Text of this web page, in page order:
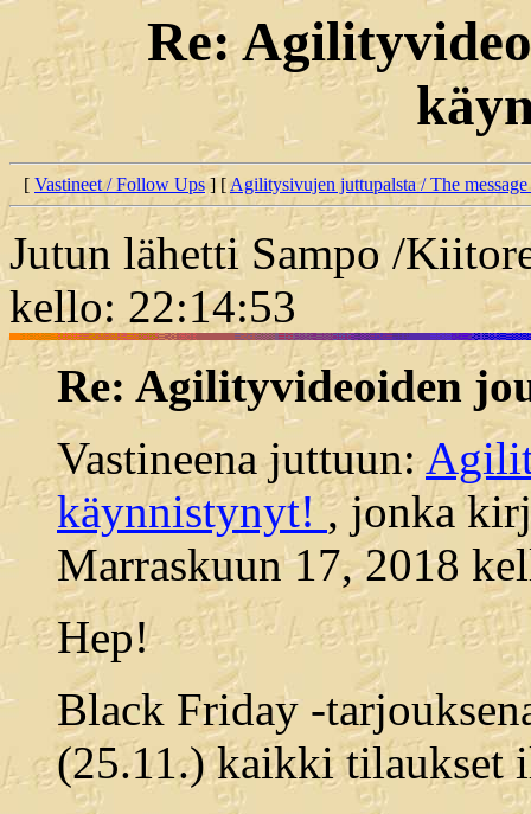
Re:
[ Vastineet / Follow Ups] [Agilitysivujen juttupalsta / The
Jutun lähetti Sampo /
kello: 22:14:53
Re: Agilityvideoiden
Vastineena juttuun:
käynnistynyt!, jonka
Marraskuun 17, 2018
Hep!
Black Friday -
(25.11.) kaikki tilaukset